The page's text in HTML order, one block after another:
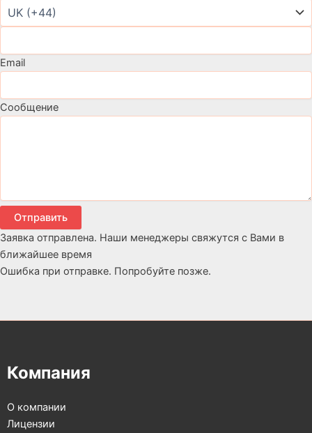
Email
Сообщение
Отправить
Заявка отправлена. Наши менеджеры свяжутся с Вами в
ближайшее время
Ошибка при отправке. Попробуйте позже.
Компания
О компании
Лицензии